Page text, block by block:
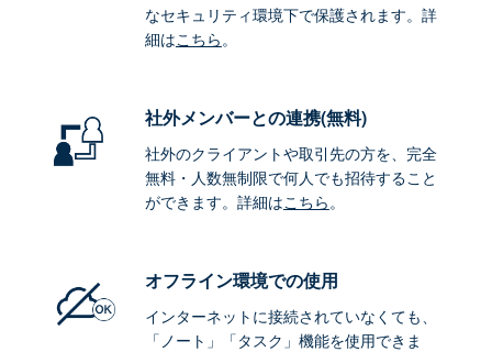
なセキュリティ環境下で保護されます。詳
細はこちら。
社外メンバーとの連携(無料)
社外のクライアントや取引先の方を、完全
無料・人数無制限で何人でも招待すること
ができます。詳細はこちら。
オフライン環境での使用
インターネットに接続されていなくても、
「ノート」「タスク」機能を使用できま